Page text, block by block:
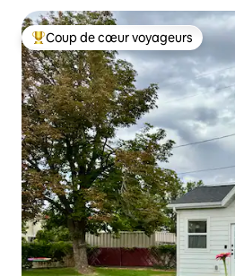
Coups de cœur voyageurs les plus
Coup de cœur voyageurs